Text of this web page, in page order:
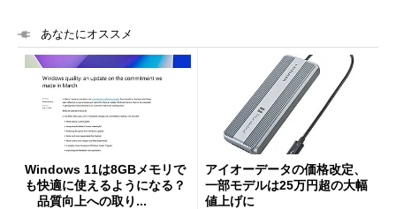
あなたにオススメ
Windows 11は8GBメモリで
も快適に使えるようになる？
品質向上への取り...
アイオーデータの価格改定、
一部モデルは25万円超の大幅
値上げに